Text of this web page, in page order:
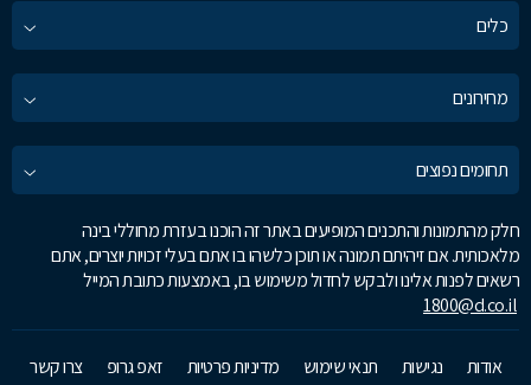
כלים
מחירונים
תחומים נפוצים
חלק מהתמונות והתכנים המופיעים באתר זה הוכנו בעזרת מחוללי בינה
מלאכותית. אם זיהיתם תמונה או תוכן כלשהו בו אתם בעלי זכויות יוצרים, אתם
רשאים לפנות אלינו ולבקש לחדול משימוש בו, באמצעות כתובת המייל
1800@d.co.il
אודות נגישות תנאי שימוש מדיניות פרטיות זאפ גרופ צרו קשר